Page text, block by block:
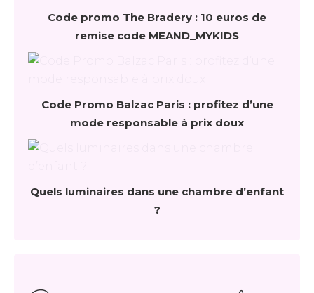
Code promo The Bradery : 10 euros de
remise code MEAND_MYKIDS
Code Promo Balzac Paris : profitez d’une
mode responsable à prix doux
Quels luminaires dans une chambre d’enfant
?